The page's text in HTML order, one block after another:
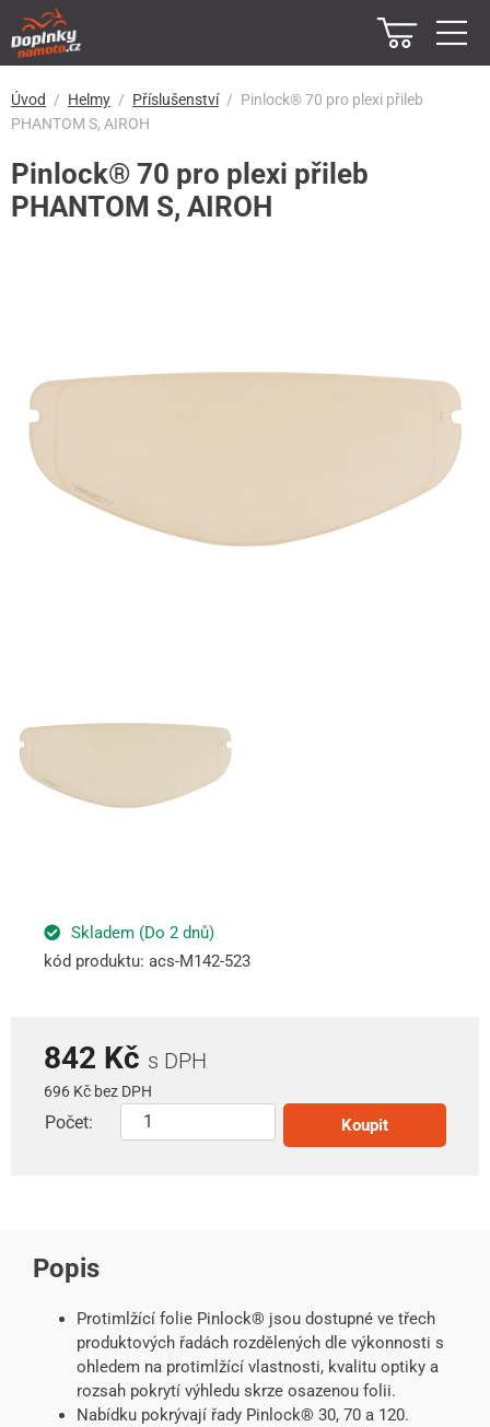
Úvod Helmy Příslušenství
Pinlock® 70 pro plexi přileb
PHANTOM S, AIROH
Pinlock® 70 pro plexi přileb
PHANTOM S, AIROH
Skladem (Do 2 dnů)
kód produktu: acs-M142-523
842 Kč s DPH
696 Kč bez DPH
Počet: Koupit
Popis
Protimlžící folie Pinlock® jsou dostupné ve třech
produktových řadách rozdělených dle výkonnosti s
ohledem na protimlžící vlastnosti, kvalitu optiky a
rozsah pokrytí výhledu skrze osazenou folii.
Nabídku pokrývají řady Pinlock® 30, 70 a 120.